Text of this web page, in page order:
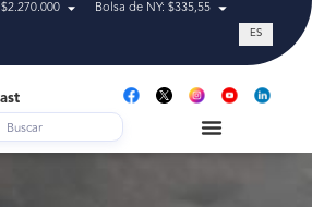
Bolsa de NY: $335,55 Tasa de
ES